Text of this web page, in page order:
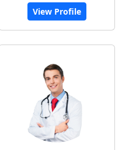
View Profile